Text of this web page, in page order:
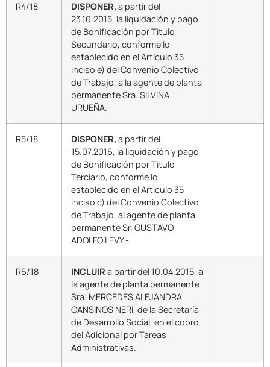
R4/18 DISPONER, a partir del
23.10.2015, la liquidación y pago
de Bonificación por Titulo
Secundario, conforme lo
establecido en el Artículo 35
inciso e) del Convenio Colectivo
de Trabajo, a la agente de planta
permanente Sra. SILVINA
URUEÑA.-
R5/18 DISPONER, a partir del
15.07.2016, la liquidación y pago
de Bonificación por Titulo
Terciario, conforme lo
establecido en el Articulo 35
inciso c) del Convenio Colectivo
de Trabajo, al agente de planta
permanente Sr. GUSTAVO
ADOLFO LEVY.-
R6/18 INCLUIR a partir del 10.04.2015, a
la agente de planta permanente
Sra. MERCEDES ALEJANDRA
CANSINOS NERI, de la Secretaría
de Desarrollo Social, en el cobro
del Adicional por Tareas
Administrativas.-